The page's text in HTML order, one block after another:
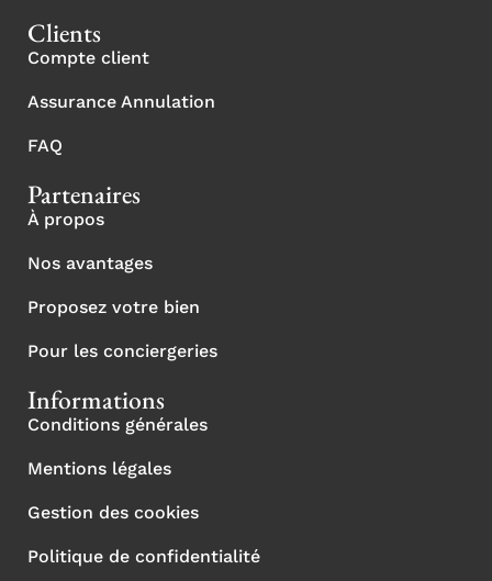
Clients
Compte client
Assurance Annulation
FAQ
Partenaires
À propos
Nos avantages
Proposez votre bien
Pour les conciergeries
Informations
Conditions générales
Mentions légales
Gestion des cookies
Politique de confidentialité